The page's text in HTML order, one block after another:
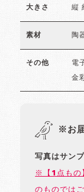
大きさ 縦
素材 陶
その他 電
金
※お
写真はサン
※【1点もの
のものでは